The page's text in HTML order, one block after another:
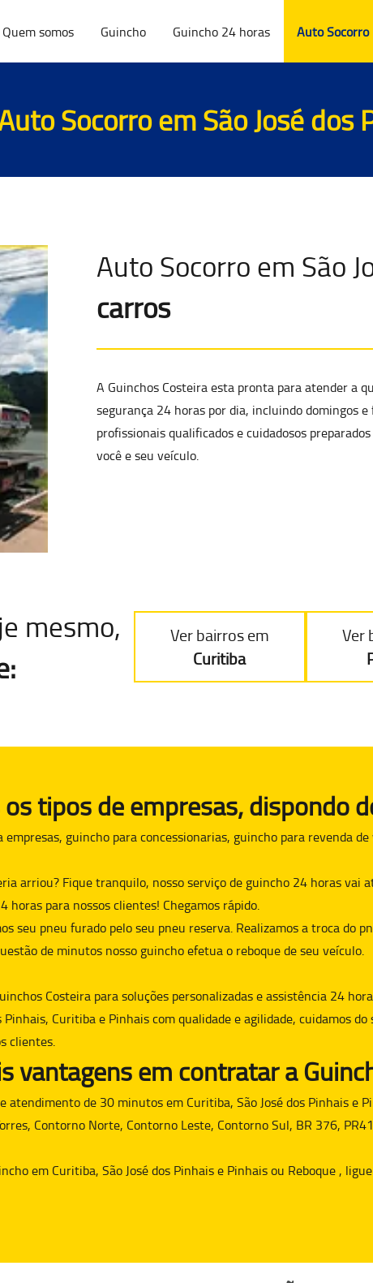
Quem somos Guincho Guincho 24 horas Auto Socorro
Socorro em São José dos
Auto Socorro em São
carros
A Guinchos Costeira esta pronta para atender a
segurança 24 horas por dia, incluindo domingos
profissionais qualificados e cuidadosos
você e seu veículo.
mesmo,
Ver bairros em
Curitiba
Ver
tipos de empresas, dispondo
guincho para concessionarias, guincho para revenda
arriou? Fique tranquilo, nosso serviço de guincho 24 horas vai
horas para nossos clientes! Chegamos rápido.
seu pneu furado pelo seu pneu reserva. Realizamos a troca do
de minutos nosso guincho efetua o reboque de seu veículo.
Costeira para soluções personalizadas e assistência 24
Pinhais, Curitiba e Pinhais com qualidade e agilidade, cuidamos
clientes.
vantagens em contratar a
atendimento de 30 minutos em Curitiba, São José dos Pinhais e
Contorno Norte, Contorno Leste, Contorno Sul, BR 376,
em Curitiba, São José dos Pinhais e Pinhais ou Reboque ,